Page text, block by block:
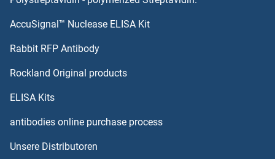
FPB Antikörper
FRMPD1 Antikörper
FRMPD2 Antikörper
AccuSignal™ Nuclease ELISA Kit
Rabbit RFP Antibody
Rockland Original products
ELISA Kits
antibodies online purchase process
Unsere Distributoren